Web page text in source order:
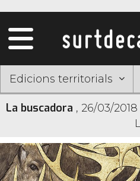
Edicions territorials
La buscadora , 26/03/